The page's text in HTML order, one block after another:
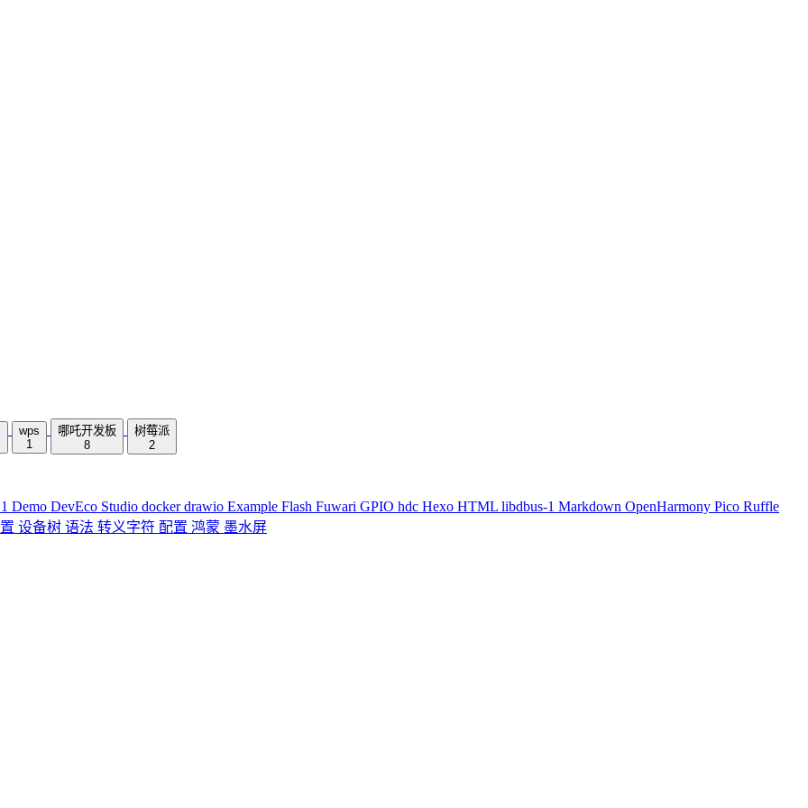
wps
1
哪吒开发板
8
树莓派
2
Demo DevEco Studio dockerdrawio Example Flash Fuwari GPIO hdc Hexo HTML libdbus-1 Markdown OpenHarmony Pico Ruffle
设备树 语法 转义字符 配置 鸿蒙 墨水屏